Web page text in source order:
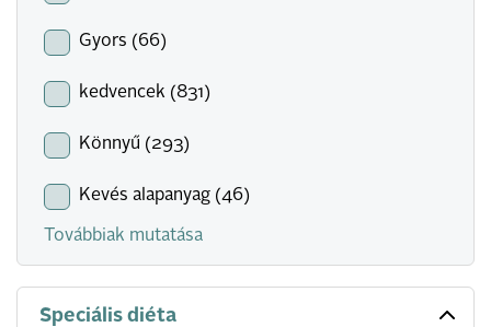
Gyors (66)
kedvencek (831)
Könnyű (293)
Kevés alapanyag (46)
Továbbiak mutatása
Speciális diéta